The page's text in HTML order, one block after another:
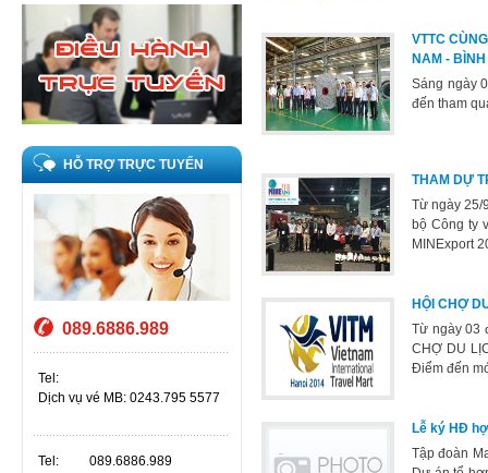
HỖ TRỢ TRỰC TUYẾN
089.6886.989
Tel:
Dịch vụ vé MB: 0243.795 5577
Tel: 089.6886.989
VTTC
NAM -
Sáng ngày
đến tham
THAM DỰ
Từ ngày 25/
bộ Công ty
MINExport
HỘI CHỢ
Từ ngày 03
CHỢ DU
Điểm đến
Lễ ký HĐ
Tập đoàn